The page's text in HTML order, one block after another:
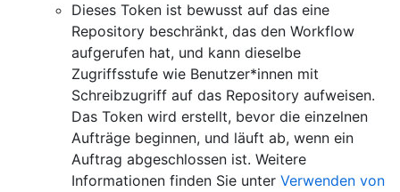
Dieses Token ist bewusst auf das eine
Repository beschränkt, das den Workflow
aufgerufen hat, und kann dieselbe
Zugriffsstufe wie Benutzer*innen mit
Schreibzugriff auf das Repository aufweisen.
Das Token wird erstellt, bevor die einzelnen
Aufträge beginnen, und läuft ab, wenn ein
Auftrag abgeschlossen ist. Weitere
Informationen finden Sie unter Verwenden von